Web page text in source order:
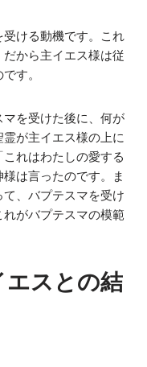
ける動機です。これ
から主イエス様は従
す。
を受けた後に、何が
が主イエス様の上に
れはわたしの愛する
は言ったのです。ま
、バプテスマを受け
がバプテスマの模範
エスとの結